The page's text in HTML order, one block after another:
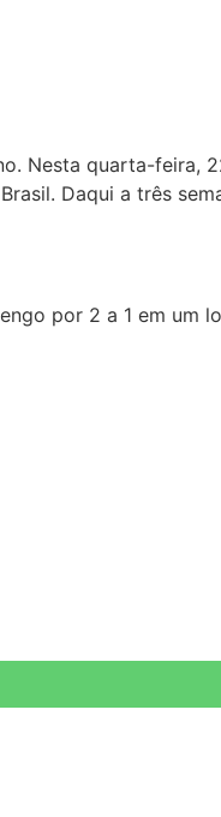
Nesta quarta-feira,
Daqui a três
por 2 a 1 em um